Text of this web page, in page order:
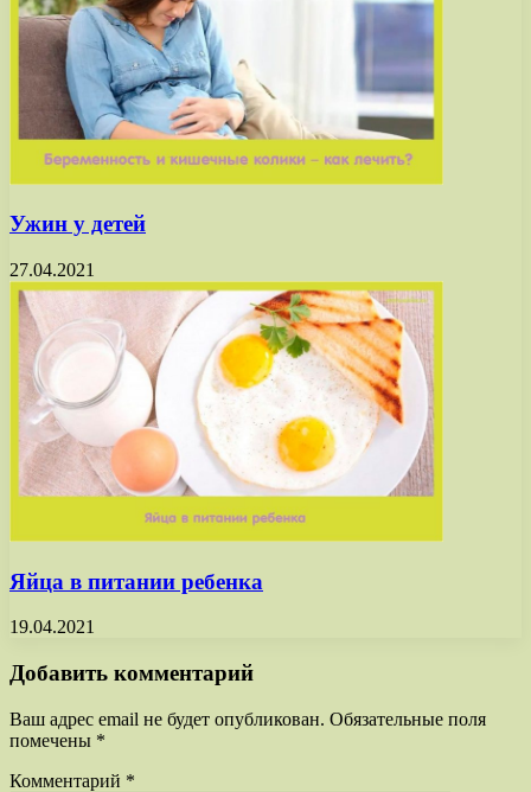
Ужин у детей
27.04.2021
Яйца в питании ребенка
19.04.2021
Добавить комментарий
Ваш адрес email не будет опубликован. Обязательные поля
помечены *
Комментарий *